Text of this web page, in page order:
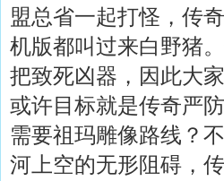
盟总省一起打怪，传
机版都叫过来白野猪
把致死凶器，因此大
或许目标就是传奇严
需要祖玛雕像路线？
河上空的无形阻碍，